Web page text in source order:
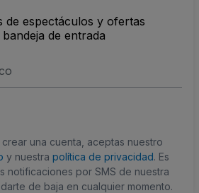
de espectáculos y ofertas
de entrada
una cuenta, aceptas nuestro
y nuestra política de privacidad. Es
notificaciones por SMS de nuestra
de baja en cualquier momento.